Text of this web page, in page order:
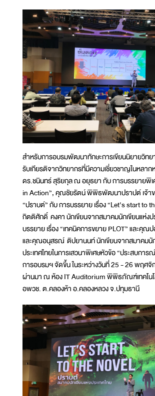
สำหรับการอบรมพัฒนาทักษะการเขียนนิยายวิทย
รับเกียรติจากวิทยากรที่มีความเชี่ยวชาญในหลา
ดร.ชนินทร์ สุริยกุล ณ อยุธยา กับ การบรรยายพิเ
in Action”, คุณชัยรัตน์ พิพิธพัฒนาปราปต์ เจ้า
“ปราบต์” กับ การบรรยาย เรื่อง “Let's start to
กิตติศักดิ์ คงคา นักเขียนจากสมาคมนักเขียนแห่งป
บรรยาย เรื่อง “เทคนิคการขยาย PLOT” และคุณ
และคุณอนุสรณ์ ติปยานนท์ นักเขียนจากสมาคมนั
ประเทศไทยในการเสวนาพิเศษหัวข้อ “ประสบการ
การอบรมฯ จัดขึ้น ในระหว่างวันที่ 25 - 26 พฤศ
ผ่านมา ณ ห้อง IT Auditorium พิพิธภัณฑ์เทคโน
อพวช. ต.คลองห้า อ.คลองหลวง จ.ปทุมธานี